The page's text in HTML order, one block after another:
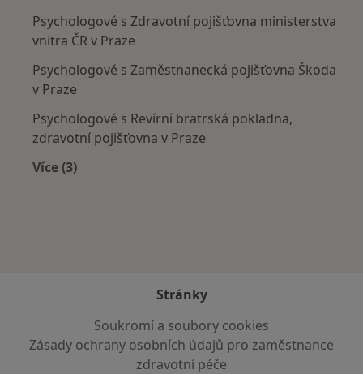
Psychologové s Zdravotní pojišťovna ministerstva
vnitra ČR v Praze
Psychologové s Zaměstnanecká pojišťovna Škoda
v Praze
Psychologové s Revírní bratrská pokladna,
zdravotní pojišťovna v Praze
Více (3)
Stránky
Soukromí a soubory cookies
Zásady ochrany osobních údajů pro zaměstnance
zdravotní péče